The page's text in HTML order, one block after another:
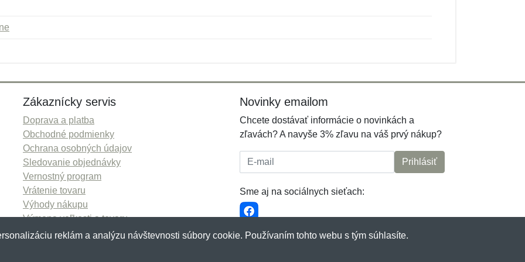
Zákaznícky servis
Doprava a platba
Obchodné podmienky
Ochrana osobných údajov
Sledovanie objednávky
Vernostný program
Vrátenie tovaru
Výhody nákupu
Výmena veľkosti a tovaru
Viac informácií...
Novinky emailom
Chcete dostávať informácie o novinkách a
zľavách? A navyše 3% zľavu na váš prvý nákup?
E-mail: Prihlásiť
Sme aj na sociálnych sieťach:
reklám a analýzu návštevnosti súbory cookie. Používaním tohto webu s tým súhlasíte.